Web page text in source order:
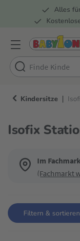
Zur Alles
Kindersitze |
Isofix
Im
(Fachmarkt
Filtern & sortieren